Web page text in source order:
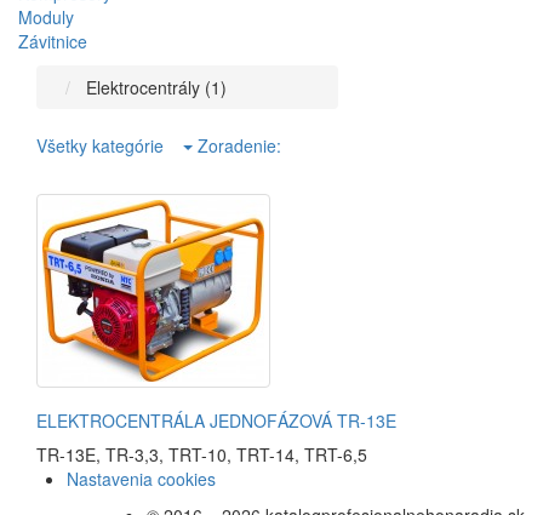
Moduly
Závitnice
Elektrocentrály (1)
Všetky kategórie Zoradenie:
ELEKTROCENTRÁLA JEDNOFÁZOVÁ TR-13E
TR-13E, TR-3,3, TRT-10, TRT-14, TRT-6,5
Nastavenia cookies